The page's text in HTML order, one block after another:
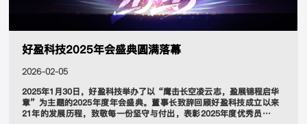
好盈科技2025年会盛典圆满落幕
2026-02-05
2025年1月30日，好盈科技举办了以“鹰击长空凌云志，盈展锦程启华
章”为主题的2025年度年会盛典。董事长致辞回顾好盈科技成立以来
21年的发展历程，致敬每一份坚守与付出，表彰2025年度优秀员工，